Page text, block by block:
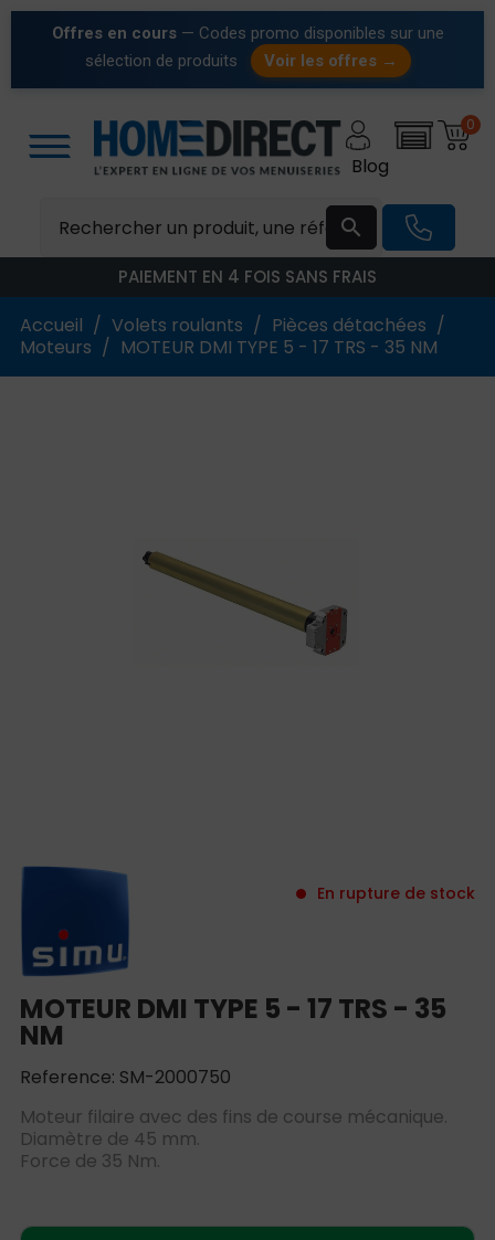
Offres en cours — Codes promo disponibles sur une
sélection de produits
Voir les offres →

0
Blog
PAIEMENT EN 4 FOIS SANS FRAIS
Accueil Volets roulants
Pièces détachées
Moteurs
MOTEUR DMI TYPE 5 - 17 TRS - 35 NM
MOTEUR DMI TYPE 5 - 17 TRS - 35
NM
Reference: SM-2000750
Moteur filaire avec des fins de course mécanique.
Diamètre de 45 mm.
Force de 35 Nm.
En rupture de stock